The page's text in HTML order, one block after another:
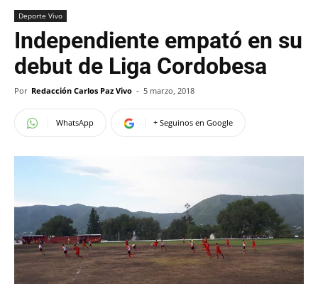
Deporte Vivo
Independiente empató en su
debut de Liga Cordobesa
Por Redacción Carlos Paz Vivo - 5 marzo, 2018
WhatsApp + Seguinos en Google